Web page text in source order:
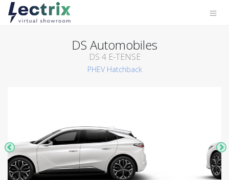
DS Automobiles
DS 4 E-TENSE
PHEV Hatchback